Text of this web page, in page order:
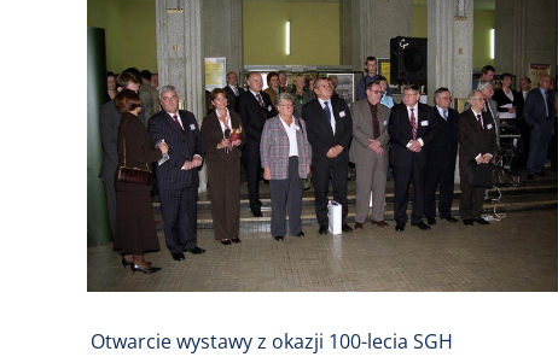
Otwarcie wystawy z okazji 100-lecia SGH